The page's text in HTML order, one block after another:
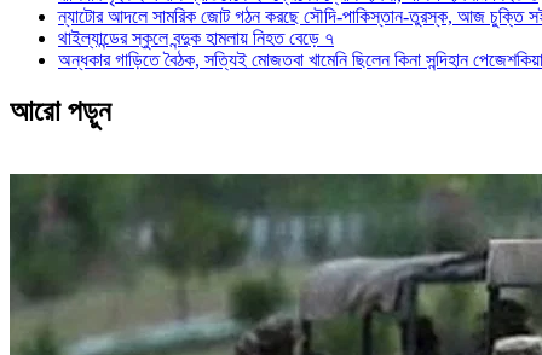
ন্যাটোর আদলে সামরিক জোট গঠন করছে সৌদি-পাকিস্তান-তুরস্ক, আজ চুক্তি
থাইল্যান্ডের স্কুলে বন্দুক হামলায় নিহত বেড়ে ৭
অন্ধকার গাড়িতে বৈঠক, সত্যিই মোজতবা খামেনি ছিলেন কিনা সন্দিহান
আরো পড়ুন